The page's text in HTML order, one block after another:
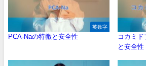
英数字
PCA-Naの特徴と安全性
コカミ
と安全性